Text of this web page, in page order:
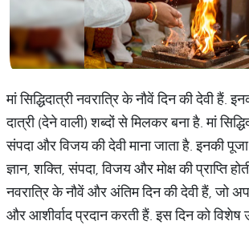
मां सिद्धिदात्री नवरात्रि के नौवें दिन की देवी हैं.
दात्री (देने वाली) शब्दों से मिलकर बना है. मां
संपदा और विजय की देवी माना जाता है. इनकी
ज्ञान, शक्ति, संपदा, विजय और मोक्ष की प्राप्ति
नवरात्रि के नौवें और अंतिम दिन की देवी हैं, जो
और आशीर्वाद प्रदान करती हैं. इस दिन को